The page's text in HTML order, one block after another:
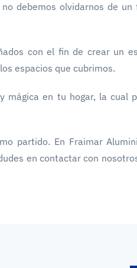
no debemos olvidarnos de un
con el fin de crear un
espacios que cubrimos.
mágica en tu hogar, la cual
partido. En Fraimar
en contactar con